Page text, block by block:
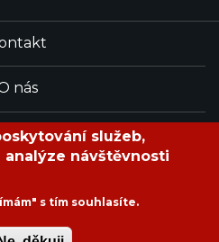
nás
služeb,
návštěvnosti
s tím souhlasíte.